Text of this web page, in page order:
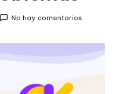
No hay comentarios